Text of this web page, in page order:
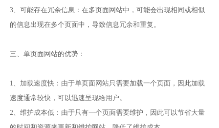
3、可能存在冗余信息：在多页面网站中，可能会出现相同或相似
的信息出现在多个页面中，导致信息冗余和重复。
三、单页面网站的优势：
1、加载速度快：由于单页面网站只需要加载一个页面，因此加载
速度通常较快，可以迅速呈现给用户。
2、维护成本低：由于只有一个页面需要维护，因此可以节省大量